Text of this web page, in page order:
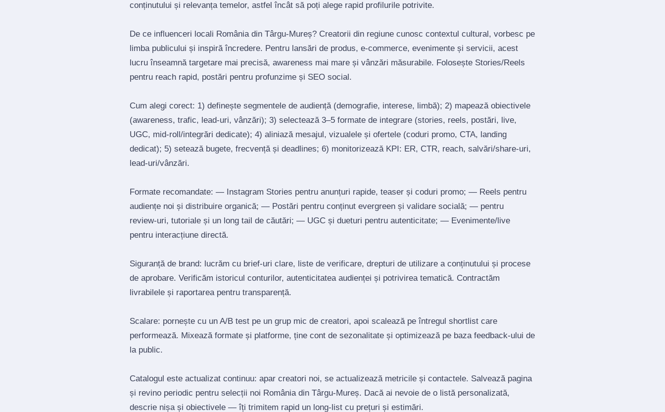
conținutului și relevanța temelor, astfel încât să poți alege rapid profilurile potrivite.
De ce influenceri locali România din Târgu-Mureș? Creatorii din regiune cunosc contextul cultural, vorbesc pe
limba publicului și inspiră încredere. Pentru lansări de produs, e‑commerce, evenimente și servicii, acest
lucru înseamnă targetare mai precisă, awareness mai mare și vânzări măsurabile. Folosește Stories/Reels
pentru reach rapid, postări pentru profunzime și SEO social.
Cum alegi corect: 1) definește segmentele de audiență (demografie, interese, limbă); 2) mapează obiectivele
(awareness, trafic, lead‑uri, vânzări); 3) selectează 3–5 formate de integrare (stories, reels, postări, live,
UGC, mid‑roll/integrări dedicate); 4) aliniază mesajul, vizualele și ofertele (coduri promo, CTA, landing
dedicat); 5) setează bugete, frecvență și deadlines; 6) monitorizează KPI: ER, CTR, reach, salvări/share‑uri,
lead‑uri/vânzări.
Formate recomandate: — Instagram Stories pentru anunțuri rapide, teaser și coduri promo; — Reels pentru
audiențe noi și distribuire organică; — Postări pentru conținut evergreen și validare socială; — pentru
review‑uri, tutoriale și un long tail de căutări; — UGC și dueturi pentru autenticitate; — Evenimente/live
pentru interacțiune directă.
Siguranță de brand: lucrăm cu brief‑uri clare, liste de verificare, drepturi de utilizare a conținutului și procese
de aprobare. Verificăm istoricul conturilor, autenticitatea audienței și potrivirea tematică. Contractăm
livrabilele și raportarea pentru transparență.
Scalare: pornește cu un A/B test pe un grup mic de creatori, apoi scalează pe întregul shortlist care
performează. Mixează formate și platforme, ține cont de sezonalitate și optimizează pe baza feedback‑ului de
la public.
Catalogul este actualizat continuu: apar creatori noi, se actualizează metricile și contactele. Salvează pagina
și revino periodic pentru selecții noi România din Târgu-Mureș. Dacă ai nevoie de o listă personalizată,
descrie nișa și obiectivele — îți trimitem rapid un long‑list cu prețuri și estimări.